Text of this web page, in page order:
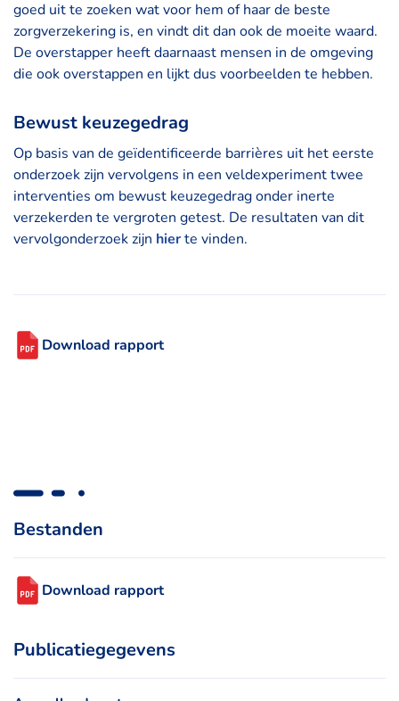
goed uit te zoeken wat voor hem of haar de beste
zorgverzekering is, en vindt dit dan ook de moeite waard.
De overstapper heeft daarnaast mensen in de omgeving
die ook overstappen en lijkt dus voorbeelden te hebben.
Bewust keuzegedrag
Op basis van de geïdentificeerde barrières uit het eerste
onderzoek zijn vervolgens in een veldexperiment twee
interventies om bewust keuzegedrag onder inerte
verzekerden te vergroten getest. De resultaten van dit
vervolgonderzoek zijn hierte vinden.
Download rapport
Bestanden
Download rapport
Publicatiegegevens